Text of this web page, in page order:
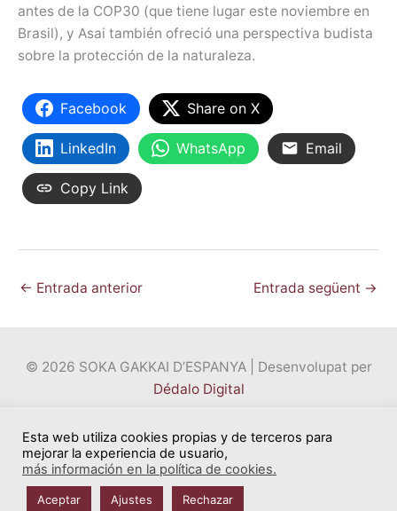
antes de la COP30 (que tiene lugar este noviembre en
Brasil), y Asai también ofreció una perspectiva budista
sobre la protección de la naturaleza.
Facebook Share on X
LinkedIn WhatsApp Email
Copy Link
← Entrada anterior Entrada següent →
© 2026 SOKA GAKKAI D’ESPANYA | Desenvolupat per
Dédalo Digital
Política de privacitat
Avís legal
Política de galetes
Esta web utiliza cookies propias y de terceros para
mejorar la experiencia de usuario,
más información en la política de cookies.
Aceptar Ajustes Rechazar